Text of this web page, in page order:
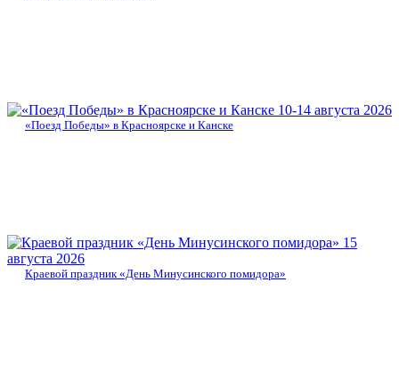
10-14 августа 2026
«Поезд Победы» в Красноярске и Канске
15
августа 2026
Краевой праздник «День Минусинского помидора»